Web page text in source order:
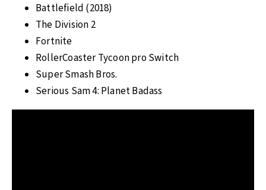
Battlefield (2018)
The Division 2
Fortnite
RollerCoaster Tycoon pro Switch
Super Smash Bros.
Serious Sam 4: Planet Badass